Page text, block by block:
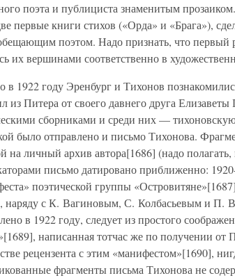
поэта и публициста знаменитым
первые книги стихов («Орда» и «Брага»),
поэтом. Надо признать, что первый
их вершинами соответственно в
в 1922 году Эренбург и Тихонов
из Питера от своего давнего друга
сборниками и среди них —
было отправлено и письмо Тихонова.
на личный архив автора[1686] (надо
письмо датировано приближенно:
поэтической группы
наряду с К. Вагиновым, С. Колбасьевым и П.
в 1922 году, следует из простого
написанная тотчас же по получении от
рецензента с этим «манифестом»[1690],
фрагменты письма Тихонова не